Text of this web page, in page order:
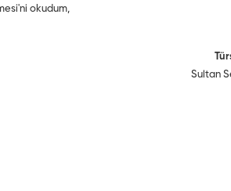
'ni okudum,
Sultan